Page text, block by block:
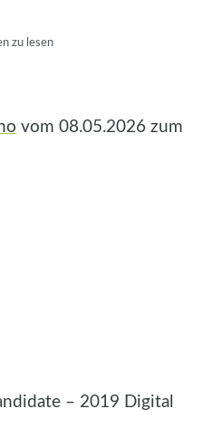
zu lesen
vom 08.05.2026 zum
– 2019 Digital